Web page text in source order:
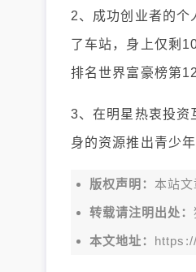
2、成功创业者的
了车站，身上仅剩
排名世界富豪榜第
3、在明星热衷投资
身的资源推出青少
版权声明： 本站
转载请注明出处：
本文地址：